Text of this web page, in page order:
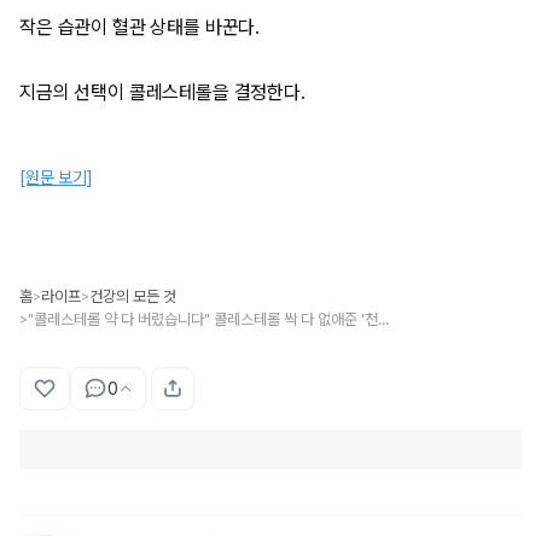
작은 습관이 혈관 상태를 바꾼다.
지금의 선택이 콜레스테롤을 결정한다.
[원문 보기]
홈>라이프>건강의 모든 것
> "콜레스테롤 약 다 버렸습니다" 콜레스테롤 싹 다 없애준 '천연영양제' 이 반찬
0